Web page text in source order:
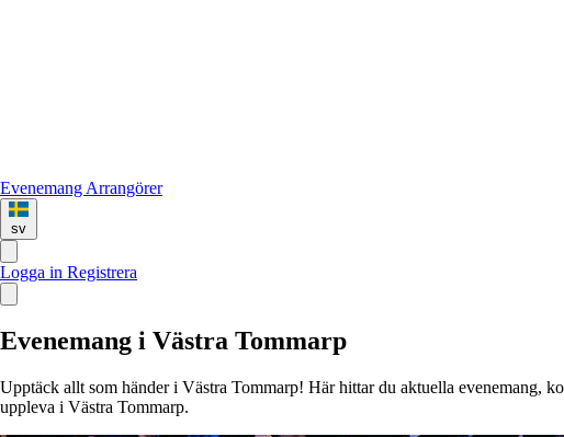
Evenemang Arrangörer
sv
Logga in Registrera
Evenemang i Västra Tommarp
Upptäck allt som händer i Västra Tommarp! Här hittar du aktuella evenemang,
uppleva i Västra Tommarp.